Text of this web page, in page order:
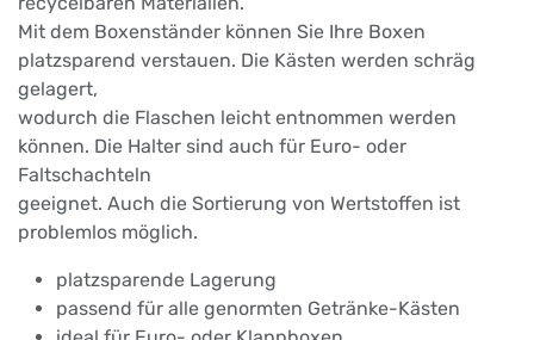
Mit dem Boxenständer können Sie Ihre Boxen
platzsparend verstauen. Die Kästen werden schräg
gelagert,
wodurch die Flaschen leicht entnommen werden
können. Die Halter sind auch für Euro- oder
Faltschachteln
geeignet. Auch die Sortierung von Wertstoffen ist
problemlos möglich.
platzsparende Lagerung
passend für alle genormten Getränke-Kästen